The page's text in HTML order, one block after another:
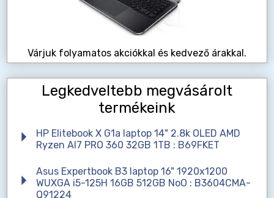
Várjuk folyamatos akciókkal és kedvező árakkal.
Legkedveltebb megvásárolt
termékeink
HP Elitebook X G1a laptop 14" 2.8k OLED AMD
Ryzen AI7 PRO 360 32GB 1TB : B69FKET
Asus Expertbook B3 laptop 16" 1920x1200
WUXGA i5-125H 16GB 512GB NoO : B3604CMA-
Q91224